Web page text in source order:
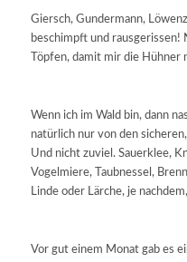
Giersch, Gundermann,
beschimpft und rausgerissen!
Töpfen, damit mir die Hühner
Wenn ich im Wald bin, dann
natürlich nur von den
Und nicht zuviel. Sauerklee,
Vogelmiere, Taubnessel,
Linde oder Lärche, je
Vor gut einem Monat gab es